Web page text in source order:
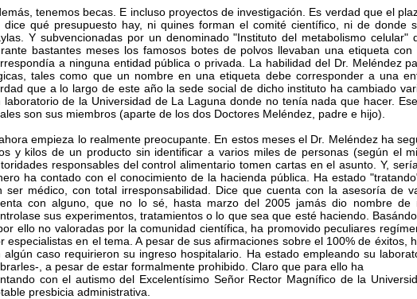
tenemos becas. E incluso proyectos de investigación. Es verdad que el
dice qué presupuesto hay, ni quines forman el comité científico, ni de donde
Y subvencionadas por un denominado "Instituto del metabolismo
bastantes meses los famosos botes de polvos llevaban una etiqueta
a ninguna entidad pública o privada. La habilidad del Dr. Meléndez
tales como que un nombre en una etiqueta debe corresponder a una
que a lo largo de este año la sede social de dicho instituto ha cambiado
laboratorio de la Universidad de La Laguna donde no tenía nada que hacer.
son sus miembros (aparte de los dos Doctores Meléndez, padre e hijo).
empieza lo realmente preocupante. En estos meses el Dr. Meléndez ha
y kilos de un producto sin identificar a varios miles de personas (según el
responsables del control alimentario tomen cartas en el asunto. Y,
ha contado con el conocimiento de la hacienda pública. Ha estado
ser médico, con total irresponsabilidad. Dice que cuenta con la asesoría de
con alguno, que no lo sé, hasta marzo del 2005 jamás dio nombre
sus experimentos, tratamientos o lo que sea que esté haciendo.
ello no valoradas por la comunidad científica, ha promovido peculiares
especialistas en el tema. A pesar de sus afirmaciones sobre el 100% de éxitos,
algún caso requirieron su ingreso hospitalario. Ha estado empleando su
, a pesar de estar formalmente prohibido. Claro que para ello ha
con el autismo del Excelentísimo Señor Rector Magnífico de la
presbicia administrativa.